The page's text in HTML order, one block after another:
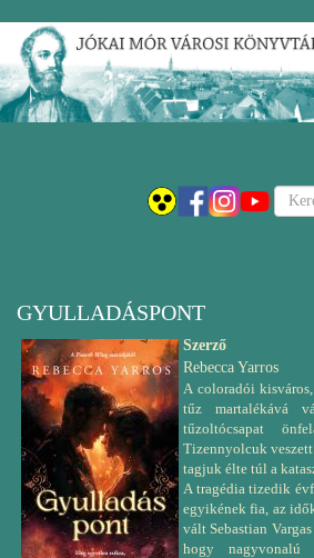
Ugrás
tartalomra
GYULLADÁSPONT
Szerző
Rebecca Yarros
A coloradói
tűz martalékává
tűzoltócsapat
Tizennyolcuk
tagjuk élte túl a
A tragédia tizedik
egyikének fia, az
vált Sebastian
hogy